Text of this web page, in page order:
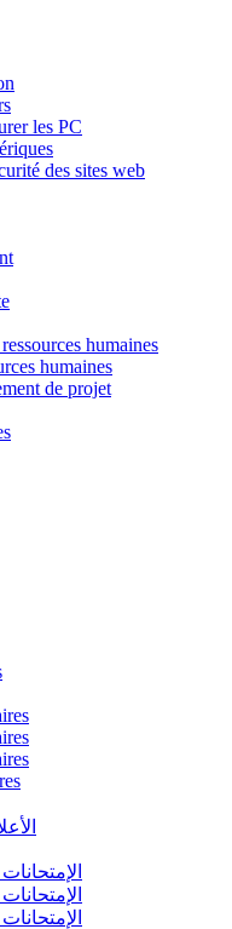
les PC
des sites web
humaines
humaines
de projet
الإمتحانات
الإمتحانات
الإمتحانات